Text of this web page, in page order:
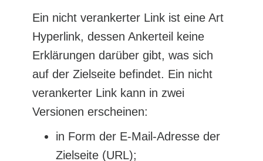
Ein nicht verankerter Link ist eine Art
Hyperlink, dessen Ankerteil keine
Erklärungen darüber gibt, was sich
auf der Zielseite befindet. Ein nicht
verankerter Link kann in zwei
Versionen erscheinen:
in Form der E-Mail-Adresse der
Zielseite (URL);